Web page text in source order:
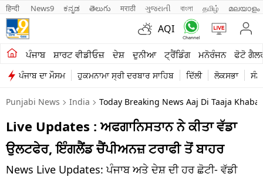
हिन्दी News9 ಕನ್ನಡ తెలుగు मराठी ગુજરાતી বাংলা தமிழ் മലയാളം
AQI
ਪੰਜਾਬ ਸ਼ਾਰਟ ਵੀਡੀਓਜ਼ ਦੇਸ਼ ਦੁਨੀਆ ਟ੍ਰੈਂਡਿੰਗ ਮਨੋਰੰਜਨ ਫੋਟੋ
ਪੰਜਾਬ ਦਾ ਮੌਸਮ ਹੁਕਮਨਾਮਾ ਸ੍ਰੀ ਦਰਬਾਰ ਸਾਹਿਬ ਦਿੱਲੀ ਲੋਕਸਭਾ
ਖੇਤੀਬਾੜੀ
ਸ਼ਾਰਟ ਵੀਡੀਓਜ਼
ਕਾਰੋਬਾਰ
ਕਰਿਅਰ
ਮਨੋਰੰਜਨ
Punjabi News India Today Breaking News Aaj Di Taaja
Live Updates : ਅਫਗਾਨਿਸਤਾਨ ਨੇ ਕੀਤਾ ਵੱਡਾ
ਉਲਟਫੇਰ, ਇੰਗਲੈਂਡ ਚੈਂਪੀਅਨਜ਼ ਟਰਾਫੀ ਤੋਂ ਬਾਹਰ
News Live Updates: ਪੰਜਾਬ ਅਤੇ ਦੇਸ਼ ਦੀ ਹਰ ਛੋਟੀ- ਵੱਡੀ